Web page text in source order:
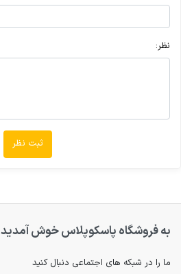
نظر:
ثبت نظر
به فروشگاه پاسکوپلاس خوش آمدید
ما را در شبکه های اجتماعی دنبال کنید